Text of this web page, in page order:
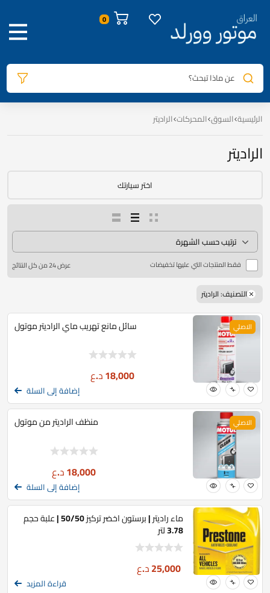
0
عن ماذا تبحث؟
الرئيسية السوق المحركات الراديتر
الراديتر
اختر سيارتك
فقط المنتجات التي عليها تخفيضات عرض ⁦24⁩ من كل النتائج
التصنيف: الراديتر
الاصلي سائل مانع تهريب ماي الراديتر موتول
18,000د.ع
إضافة إلى السلة
الاصلي منظف الراديتر من موتول
18,000د.ع
إضافة إلى السلة
ماء راديتر | برستون اخضر تركيز 50/50 | علبة حجم
3.78 لتر
25,000د.ع
قراءة المزيد